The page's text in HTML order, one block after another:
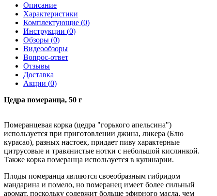
Описание
Характеристики
Комплектующие (0)
Инструкции (0)
Обзоры (0)
Видеообзоры
Вопрос-ответ
Отзывы
Доставка
Акции (0)
Цедра померанца, 50 г
Померанцевая корка (цедра "горького апельсина")
используется при приготовлении джина, ликера (Блю
курасао), разных настоек, придает пиву характерные
цитрусовые и травянистые нотки с небольшой кислинкой.
Также корка померанца используется в кулинарии.
Плоды померанца являются своеобразным гибридом
мандарина и помело, но померанец имеет более сильный
аромат, поскольку содержит больше эфирного масла, чем